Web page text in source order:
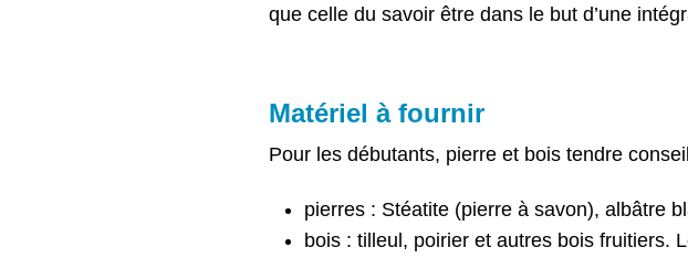
que celle du savoir être dans le but d’une
Matériel à fournir
Pour les débutants, pierre et bois tendre
pierres : Stéatite (pierre à savon), albâtre
bois : tilleul, poirier et autres bois fruitiers.